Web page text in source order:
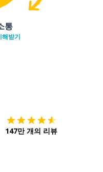
통
해받기
147만 개의 리뷰